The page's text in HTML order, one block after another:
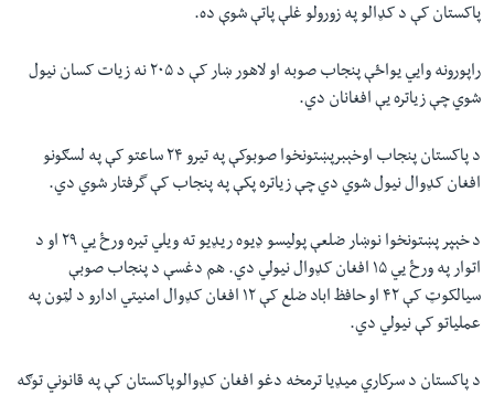
پاکستان کې د کډالو په زورولو غلې پاتې شوې ده.
راپورونه وايي یواځې پنجاب صوبه او لاهور ښار کې د ۲۰۵ نه زيات کسان نيول
شوي چې زیاتره یې افغانان دي.
د پاکستان پنجاب اوخېبرپښتونخوا صوبوکې په تيرو ۲۴ ساعتو کې په لسګونو
افغان کډوال نيول شوي دي چې زیاتره پکې په پنجاب کې گرفتار شوي دي.
د خېپر پښتونخوا نوښار ضلعې پوليسو ډيوه ريډيو ته ويلي تيره ورځ يي ۲۹ او د
اتوار په ورځ يي ۱۵ افغان کډوال نيولي دي. هم دغسې د پنجاب صوبې
سيالکوټ کې ۴۲ او حافظ اباد ضلع کې ۱۲ افغان کډوال امنيتي ادارو د لټون په
عملياتو کې نيولي دي.
د پاکستان د سرکاري ميډيا ترمخه دغو افغان کډوالوپاکستان کې په قانوني توګه